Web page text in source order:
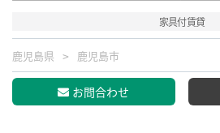
家具付賃貸
鹿児島県 鹿児島市
お問合わせ